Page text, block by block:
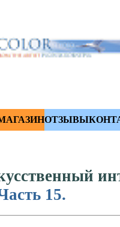
ОТЗЫВЫ
15.